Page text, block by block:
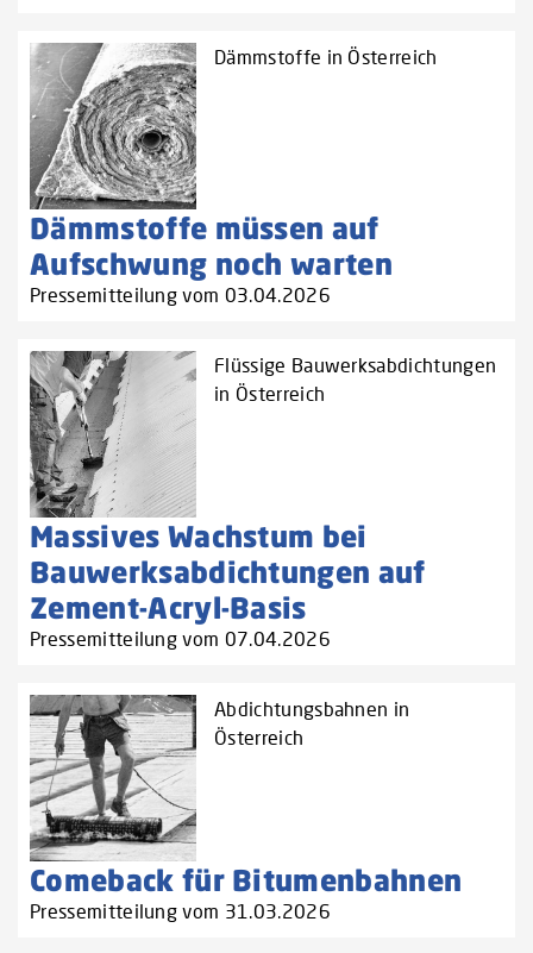
Dämmstoffe in Österreich
Dämmstoffe müssen auf
Aufschwung noch warten
Pressemitteilung vom 03.04.2026
Flüssige Bauwerksabdichtungen
in Österreich
Massives Wachstum bei
Bauwerksabdichtungen auf
Zement-Acryl-Basis
Pressemitteilung vom 07.04.2026
Abdichtungsbahnen in
Österreich
Comeback für Bitumenbahnen
Pressemitteilung vom 31.03.2026